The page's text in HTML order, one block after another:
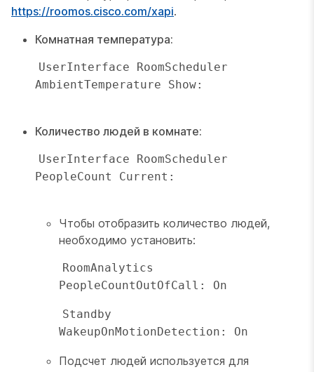
https://roomos.cisco.com/xapi.
Комнатная температура:
UserInterface RoomScheduler
AmbientTemperature Show:
Количество людей в комнате:
UserInterface RoomScheduler
PeopleCount Current:
Чтобы отобразить количество людей,
необходимо установить:
RoomAnalytics
PeopleCountOutOfCall: On
Standby
WakeupOnMotionDetection: On
Подсчет людей используется для